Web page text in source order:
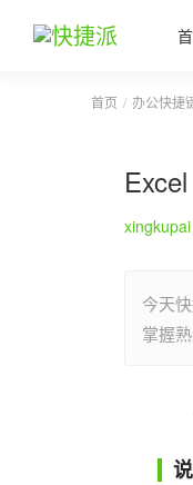
首页 办公快捷
xingkupai
今天
掌握